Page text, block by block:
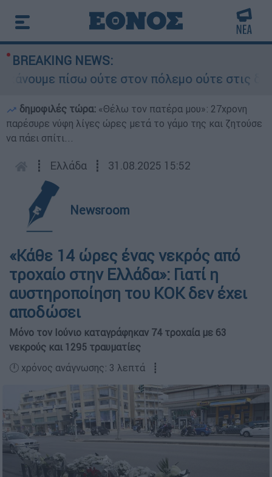
BREAKING NEWS:
πίσω ούτε στον πόλεμο ούτε στις
δημοφιλές τώρα: «Θέλω τον πατέρα μου»: 27χρονη
παρέσυρε νύφη λίγες ώρες μετά το γάμο της και ζητούσε
να πάει σπίτι...
┋ Ελλάδα ┋ 31.08.2025 15:52
Newsroom
«Κάθε 14 ώρες ένας νεκρός από
τροχαίο στην Ελλάδα»: Γιατί η
αυστηροποίηση του ΚΟΚ δεν έχει
αποδώσει
Μόνο τον Ιούνιο καταγράφηκαν 74 τροχαία με 63
νεκρούς και 1295 τραυματίες
🕛 χρόνος ανάγνωσης: 3 λεπτά ┋